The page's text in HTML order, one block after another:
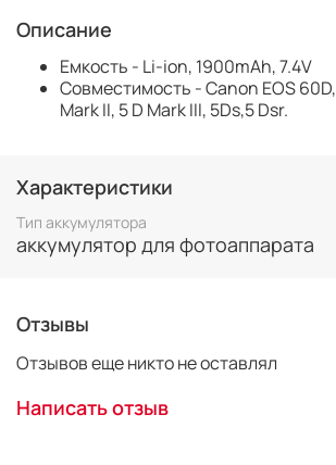
Описание
Емкость - Li-ion, 1900mAh, 7.4V
Совместимость - Canon EOS 60D,
Mark II, 5 D Mark III, 5Ds,5 Dsr.
Характеристики
Тип аккумулятора
аккумулятор для фотоаппарата
Отзывы
Отзывов еще никто не оставлял
Написать отзыв